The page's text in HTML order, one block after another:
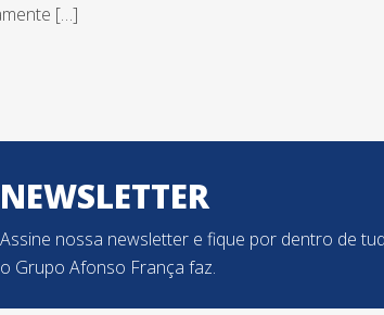
[…]
NEWSLETTER
Assine nossa newsletter e fique por dentro de
o Grupo Afonso França faz.